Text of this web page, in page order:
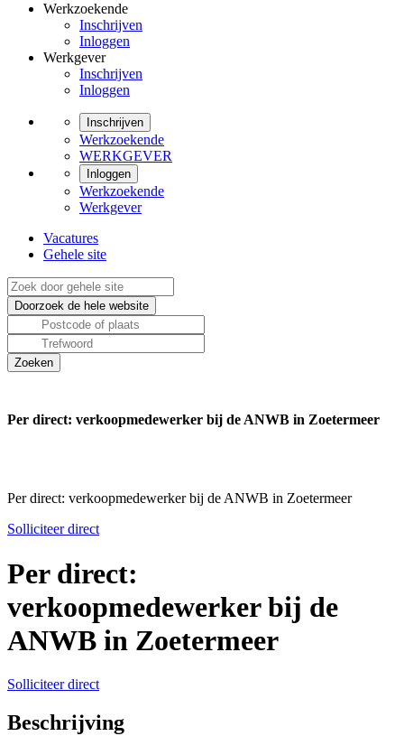
Werkzoekende
Inschrijven
Inloggen
Werkgever
Inschrijven
Inloggen
Inschrijven
Werkzoekende
WERKGEVER
Inloggen
Werkzoekende
Werkgever
Vacatures
Gehele site
Per direct: verkoopmedewerker bij de ANWB in Zoetermeer
Per direct: verkoopmedewerker bij de ANWB in Zoetermeer
Solliciteer direct
Per direct:
verkoopmedewerker bij de
ANWB in Zoetermeer
Solliciteer direct
Beschrijving